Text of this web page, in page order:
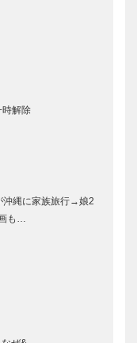
時解除
沖縄に家族旅行→娘2
も…